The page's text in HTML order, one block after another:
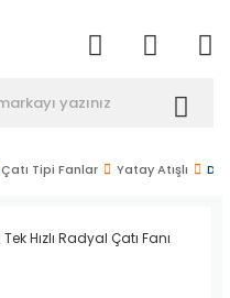
Çatı Tipi Fanlar Yatay Atışlı